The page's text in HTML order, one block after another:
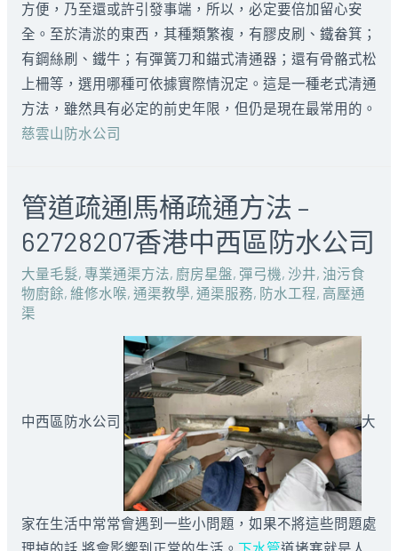
方便，乃至還或許引發事端，所以，必定要倍加留心安
全。至於清淤的東西，其種類繁複，有膠皮刷、鐵畚箕；
有鋼絲刷、鐵牛；有彈簧刀和錨式清通器；還有骨骼式松
上柵等，選用哪種可依據實際情況定。這是一種老式清通
方法，雖然具有必定的前史年限，但仍是現在最常用的。
慈雲山防水公司
管道疏通|馬桶疏通方法 –
62728207香港中西區防水公司
大量毛髮, 專業通渠方法, 廚房星盤, 彈弓機, 沙井, 油污食
物廚餘, 維修水喉, 通渠教學, 通渠服務, 防水工程, 高壓通
渠
中西區防水公司 大
家在生活中常常會遇到一些小問題，如果不將這些問題處
理掉的話,將會影響到正常的生活。 下水管道堵塞就是人